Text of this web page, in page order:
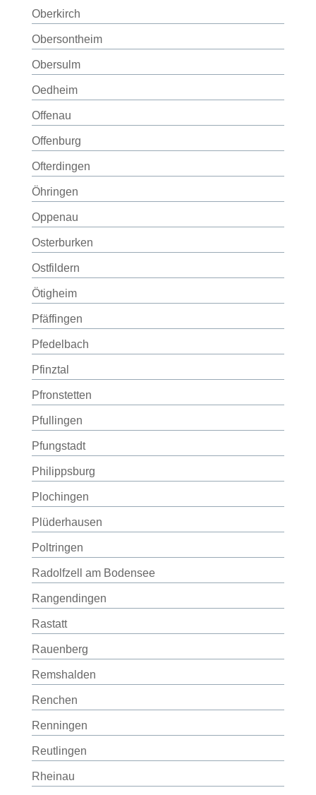
Oberkirch
Obersontheim
Obersulm
Oedheim
Offenau
Offenburg
Ofterdingen
Öhringen
Oppenau
Osterburken
Ostfildern
Ötigheim
Pfäffingen
Pfedelbach
Pfinztal
Pfronstetten
Pfullingen
Pfungstadt
Philippsburg
Plochingen
Plüderhausen
Poltringen
Radolfzell am Bodensee
Rangendingen
Rastatt
Rauenberg
Remshalden
Renchen
Renningen
Reutlingen
Rheinau